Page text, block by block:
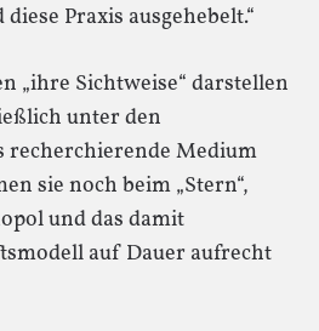
Praxis ausgehebelt.“
„ihre Sichtweise“ darstellen
unter den
recherchierende Medium
sie noch beim „Stern“,
und das damit
auf Dauer aufrecht